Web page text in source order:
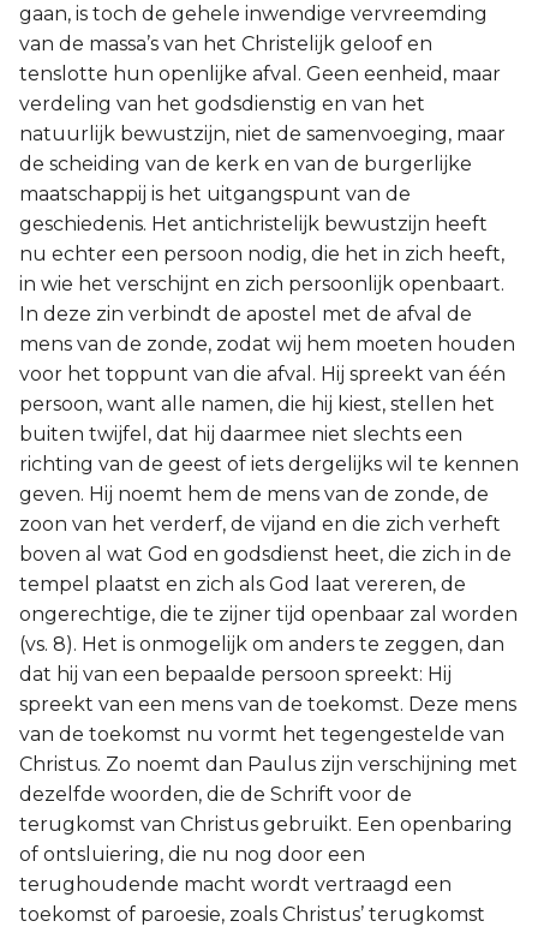
gaan, is toch de gehele inwendige vervreemding
van de massa’s van het Christelijk geloof en
tenslotte hun openlijke afval. Geen eenheid, maar
verdeling van het godsdienstig en van het
natuurlijk bewustzijn, niet de samenvoeging, maar
de scheiding van de kerk en van de burgerlijke
maatschappij is het uitgangspunt van de
geschiedenis. Het antichristelijk bewustzijn heeft
nu echter een persoon nodig, die het in zich heeft,
in wie het verschijnt en zich persoonlijk openbaart.
In deze zin verbindt de apostel met de afval de
mens van de zonde, zodat wij hem moeten houden
voor het toppunt van die afval. Hij spreekt van één
persoon, want alle namen, die hij kiest, stellen het
buiten twijfel, dat hij daarmee niet slechts een
richting van de geest of iets dergelijks wil te kennen
geven. Hij noemt hem de mens van de zonde, de
zoon van het verderf, de vijand en die zich verheft
boven al wat God en godsdienst heet, die zich in de
tempel plaatst en zich als God laat vereren, de
ongerechtige, die te zijner tijd openbaar zal worden
(vs. 8). Het is onmogelijk om anders te zeggen, dan
dat hij van een bepaalde persoon spreekt: Hij
spreekt van een mens van de toekomst. Deze mens
van de toekomst nu vormt het tegengestelde van
Christus. Zo noemt dan Paulus zijn verschijning met
dezelfde woorden, die de Schrift voor de
terugkomst van Christus gebruikt. Een openbaring
of ontsluiering, die nu nog door een
terughoudende macht wordt vertraagd een
toekomst of paroesie, zoals Christus’ terugkomst